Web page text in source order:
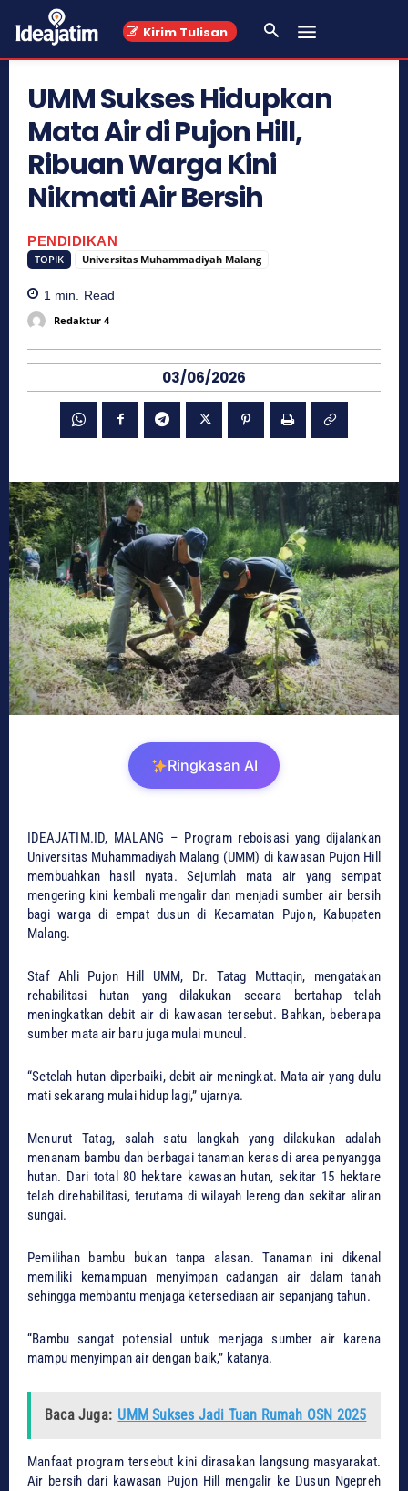
Kirim Tulisan
UMM Sukses Hidupkan
Mata Air di Pujon Hill,
Ribuan Warga Kini
Nikmati Air Bersih
PENDIDIKAN
TOPIK Universitas Muhammadiyah Malang
1 min. Read
Redaktur 4
03/06/2026
Ringkasan AI
IDEAJATIM.ID, MALANG – Program reboisasi yang dijalankan
Universitas Muhammadiyah Malang (UMM) di kawasan Pujon Hill
membuahkan hasil nyata. Sejumlah mata air yang sempat
mengering kini kembali mengalir dan menjadi sumber air bersih
bagi warga di empat dusun di Kecamatan Pujon, Kabupaten
Malang.
Staf Ahli Pujon Hill UMM, Dr. Tatag Muttaqin, mengatakan
rehabilitasi hutan yang dilakukan secara bertahap telah
meningkatkan debit air di kawasan tersebut. Bahkan, beberapa
sumber mata air baru juga mulai muncul.
“Setelah hutan diperbaiki, debit air meningkat. Mata air yang dulu
mati sekarang mulai hidup lagi,” ujarnya.
Menurut Tatag, salah satu langkah yang dilakukan adalah
menanam bambu dan berbagai tanaman keras di area penyangga
hutan. Dari total 80 hektare kawasan hutan, sekitar 15 hektare
telah direhabilitasi, terutama di wilayah lereng dan sekitar aliran
sungai.
Pemilihan bambu bukan tanpa alasan. Tanaman ini dikenal
memiliki kemampuan menyimpan cadangan air dalam tanah
sehingga membantu menjaga ketersediaan air sepanjang tahun.
“Bambu sangat potensial untuk menjaga sumber air karena
mampu menyimpan air dengan baik,” katanya.
Baca Juga: UMM Sukses Jadi Tuan Rumah OSN 2025
Manfaat program tersebut kini dirasakan langsung masyarakat.
Air bersih dari kawasan Pujon Hill mengalir ke Dusun Ngepreh